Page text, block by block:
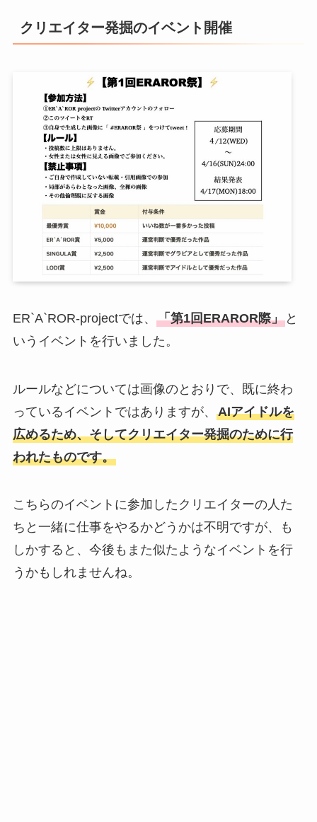
クリエイター発掘のイベント開催
ER`A`ROR-projectでは、 「第1回ERAROR際」と
いうイベントを行いました。
ルールなどについては画像のとおりで、既に終わ
っているイベントではありますが、 AIアイドルを
広めるため、そしてクリエイター発掘のために行
われたものです。
こちらのイベントに参加したクリエイターの人た
ちと一緒に仕事をやるかどうかは不明ですが、も
しかすると、今後もまた似たようなイベントを行
うかもしれませんね。